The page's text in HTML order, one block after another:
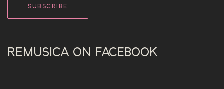
REMUSICA ON FACEBOOK